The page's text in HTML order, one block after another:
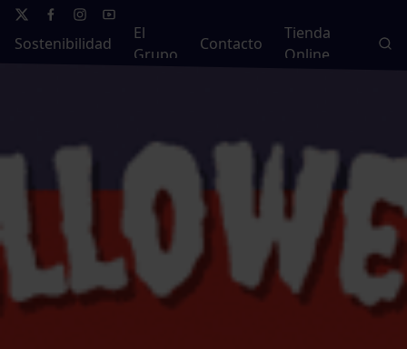
Sostenibilidad
El
Grupo
Contacto
Tienda
Online